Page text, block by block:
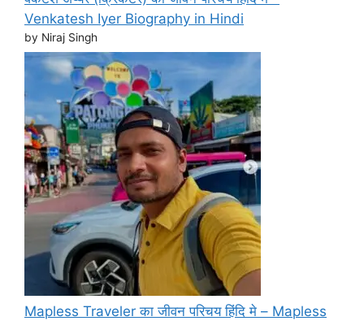
Venkatesh Iyer Biography in Hindi
by Niraj Singh
Mapless Traveler का जीवन परिचय हिंदि मे – Mapless